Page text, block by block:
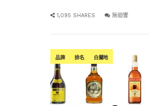
1,095 SHARES 無迴響
品牌 排名 白蘭地